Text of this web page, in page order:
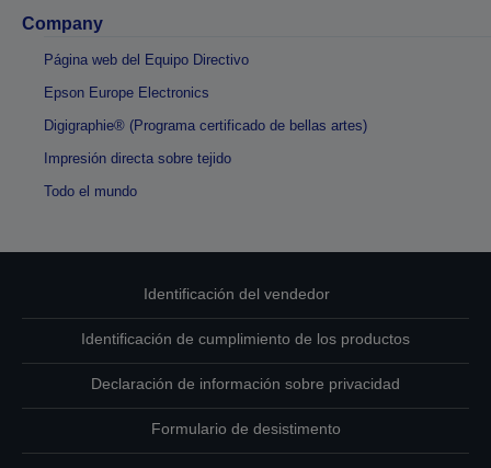
Company
Página web del Equipo Directivo
Epson Europe Electronics
Digigraphie® (Programa certificado de bellas artes)
Impresión directa sobre tejido
Todo el mundo
Identificación del vendedor
Identificación de cumplimiento de los productos
Declaración de información sobre privacidad
Formulario de desistimento